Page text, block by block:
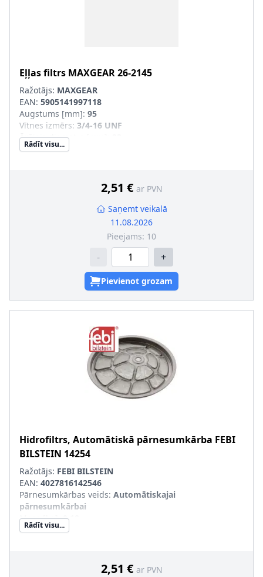
Eļļas filtrs MAXGEAR26-2145
Ražotājs: MAXGEAR
EAN: 5905141997118
Augstums [mm]: 95
Vītnes izmērs: 3/4-16 UNF
Ārējais diametrs [mm]
Filtra izpildījums
Blīvgredzena ārējais diametrs
71
Rādīt visu...
2,51 € ar PVN
Saņemt veikalā
11.08.2026
Pieejams: 10
- +
Pievienot grozam
Hidrofiltrs, Automātiskā pārnesumkārba FEBI
BILSTEIN 14254
Ražotājs: FEBI BILSTEIN
EAN: 4027816142546
Pārnesumkārbas veids: Automātiskajai
pārnesumkārbai
Masa [kg]:0,12
Filtra izpildījums
Rādīt visu...
2,51 € ar PVN